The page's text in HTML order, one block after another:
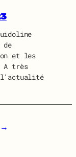
de
et les
A très
→